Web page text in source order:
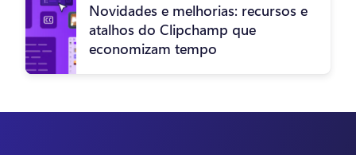
Novidades e melhorias: recursos e
atalhos do Clipchamp que
economizam tempo